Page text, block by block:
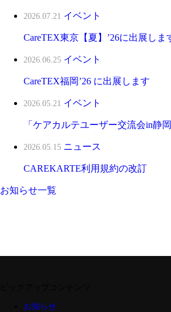
2026.07.21 イベント
CareTEX東京【夏】’26に出展しま
2026.06.25 イベント
CareTEX福岡’26 に出展します
2026.05.21 イベント
「ケアカルテユーザー交流会in静
2026.05.15 ニュース
CAREKARTE利用規約の改訂
お知らせ一覧
お知らせ